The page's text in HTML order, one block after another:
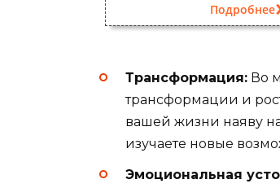
Подробнее
Трансформация: Во
трансформации и
вашей жизни наяву
изучаете новые
Эмоциональная